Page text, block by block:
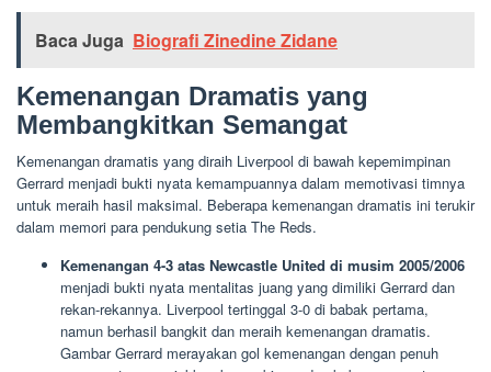
Baca Juga Biografi Zinedine Zidane
Kemenangan Dramatis yang
Membangkitkan Semangat
Kemenangan dramatis yang diraih Liverpool di bawah kepemimpinan
Gerrard menjadi bukti nyata kemampuannya dalam memotivasi timnya
untuk meraih hasil maksimal. Beberapa kemenangan dramatis ini terukir
dalam memori para pendukung setia The Reds.
Kemenangan 4-3 atas Newcastle United di musim 2005/2006
menjadi bukti nyata mentalitas juang yang dimiliki Gerrard dan
rekan-rekannya. Liverpool tertinggal 3-0 di babak pertama,
namun berhasil bangkit dan meraih kemenangan dramatis.
Gambar Gerrard merayakan gol kemenangan dengan penuh